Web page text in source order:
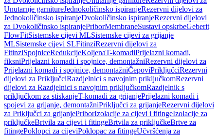
Unutarnje garnitureJednokoličinsko ispiranjeRezervni dijelovi za
Jednokoličinsko ispiranjeDvokoličinsko ispiranjeRezervni dijelovi
za Dvokoličinsko ispiranjePriborMembraneSustavi opskrbeGeberit
FlowFitSistemske cijevi MLSistemske cijevi za grijanje
MLSistemske cijevi SLFitinziRezervni dijelovi za
FitinziSpojniceRedukcijeKoljenaT-komadiPrijelazni komadi,
fiksniPrijelazni komadi i spojnice, demontažniRezervni dijelovi za
Prijelazni komadi i spojnice, demontažniČepoviPriključciRezervni
dijelovi za PriključciRazdjelnici s navojnim priključkomRezervni
dijelovi za Razdjelnici s navojnim priključkomRazdjelnik s
priključkom za stiskanjeT-komadi za grijanjePrijelazni komadi i
spojevi za grijanje, demontažniPriključci za grijanjeRezervni dijelovi
za Priključci za grijanjePriborIzolacije za cijevi i fitingeIzolacije za
priključkeBrtvila za cijevi i fitingeBrtvila za priključkeBrtve za
fitingePoklopci za cijeviPoklopac za fitingeUčvršćenja za